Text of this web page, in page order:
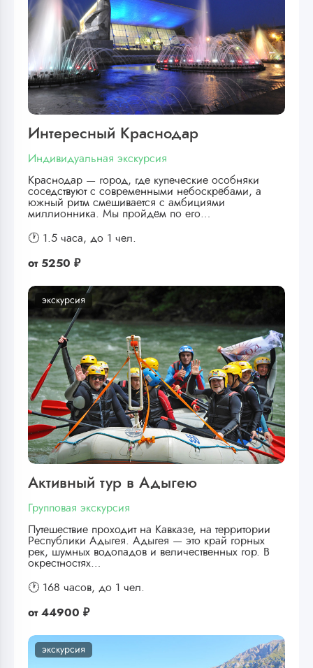
Интересный Краснодар
Индивидуальная экскурсия
Краснодар — город, где купеческие особняки
соседствуют с современными небоскрёбами, а
южный ритм смешивается с амбициями
миллионника. Мы пройдём по его…
🕐 1.5 часа, до 1 чел.
от 5250 ₽
экскурсия
Активный тур в Адыгею
Групповая экскурсия
Путешествие проходит на Кавказе, на территории
Республики Адыгея. Адыгея — это край горных
рек, шумных водопадов и величественных гор. В
окрестностях…
🕐 168 часов, до 1 чел.
от 44900 ₽
экскурсия